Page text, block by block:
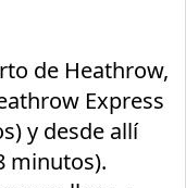
de Heathrow,
Express
y desde allí
minutos).